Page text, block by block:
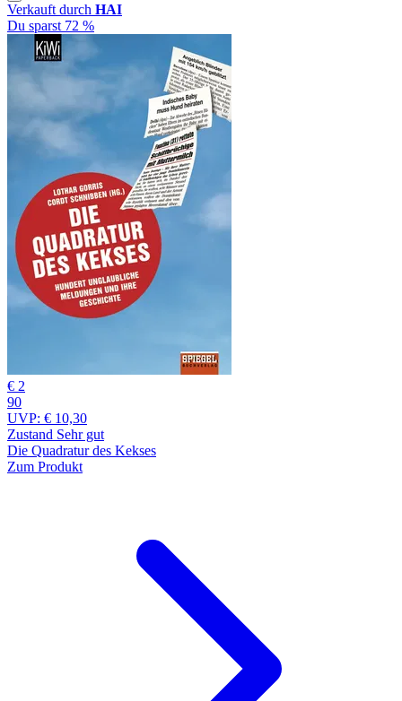
Verkauft durch HAI
Du sparst 72 %
€ 2
90
UVP: € 10,30
Zustand Sehr gut
Die Quadratur des Kekses
Zum Produkt